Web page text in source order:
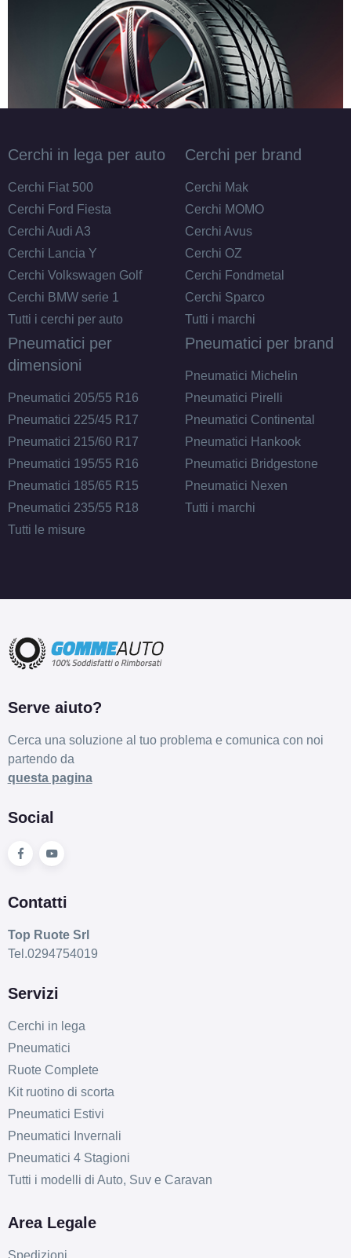
Cerchi in lega per auto
Cerchi Fiat 500
Cerchi Ford Fiesta
Cerchi Audi A3
Cerchi Lancia Y
Cerchi Volkswagen Golf
Cerchi BMW serie 1
Tutti i cerchi per auto
Cerchi per brand
Cerchi Mak
Cerchi MOMO
Cerchi Avus
Cerchi OZ
Cerchi Fondmetal
Cerchi Sparco
Tutti i marchi
Pneumatici per
dimensioni
Pneumatici 205/55 R16
Pneumatici 225/45 R17
Pneumatici 215/60 R17
Pneumatici 195/55 R16
Pneumatici 185/65 R15
Pneumatici 235/55 R18
Tutti le misure
Pneumatici per brand
Pneumatici Michelin
Pneumatici Pirelli
Pneumatici Continental
Pneumatici Hankook
Pneumatici Bridgestone
Pneumatici Nexen
Tutti i marchi
Serve aiuto?
Cerca una soluzione al tuo problema e comunica con noi
partendo da
questa pagina
Social
Contatti
Top Ruote Srl
Tel.0294754019
Servizi
Cerchi in lega
Pneumatici
Ruote Complete
Kit ruotino di scorta
Pneumatici Estivi
Pneumatici Invernali
Pneumatici 4 Stagioni
Tutti i modelli di Auto, Suv e Caravan
Area Legale
Spedizioni